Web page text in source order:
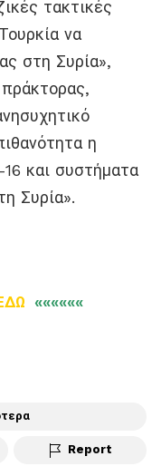
τακτικές
να
στη Συρία»,
η
και συστήματα
Συρία».
««««««
Report